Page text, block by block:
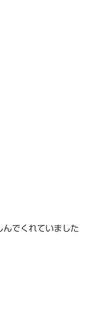
んでくれていました